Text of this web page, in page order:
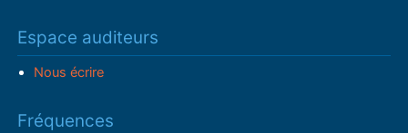
Espace auditeurs
Nous écrire
Fréquences